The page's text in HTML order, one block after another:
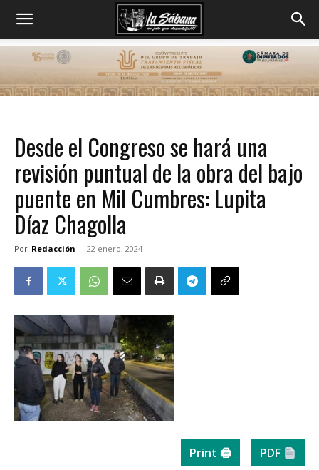
Desde el Congreso se hará una
revisión puntual de la obra del bajo
puente en Mil Cumbres: Lupita
Díaz Chagolla
Por Redacción - 22 enero, 2024
Print 🖨 PDF